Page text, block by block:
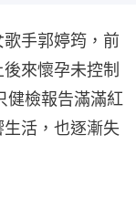
手郭婷筠，前
來懷孕未控制
健檢報告滿滿紅
活，也逐漸失